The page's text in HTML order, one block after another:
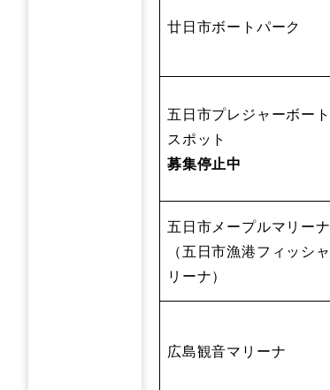
廿日市ボートパーク
五日市プレジャーボート
スポット
募集停止中
五日市メープルマリーナ
（五日市漁港フィッシャ
リーナ）
広島観音マリーナ